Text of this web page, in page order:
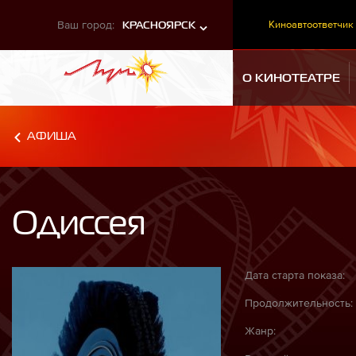
Ваш город: КРАСНОЯРСК Киноавтоответчик
О КИНОТЕАТРЕ
АФИША
Одиссея
Дата старта показа:
Продолжительность:
Жанр: